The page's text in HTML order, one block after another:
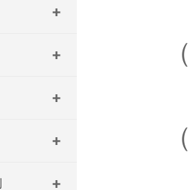
（1
（2